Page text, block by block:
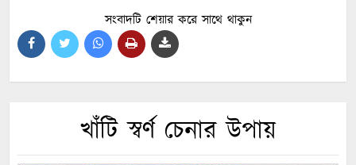
সংবাদটি শেয়ার করে সাথে থাকুন
খাঁটি স্বর্ণ চেনার উপায়